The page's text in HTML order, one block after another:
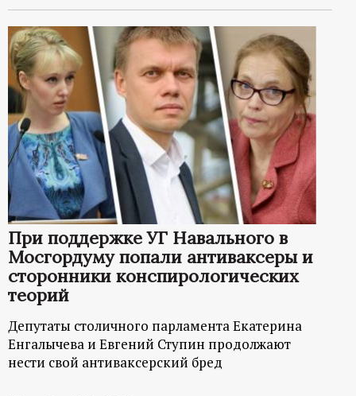
При поддержке УГ Навального в
Мосгордуму попали антиваксеры и
сторонники конспирологических
теорий
Депутаты столичного парламента Екатерина
Енгалычева и Евгений Ступин продолжают
нести свой антиваксерский бред